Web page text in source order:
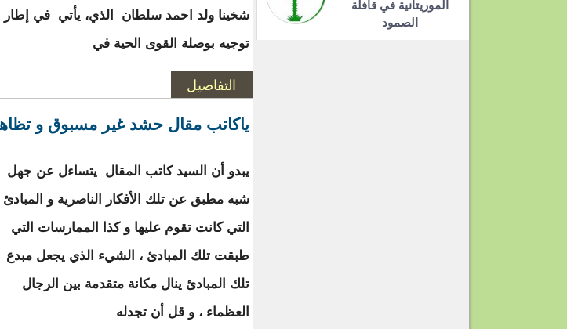
الموريتانية في قافلة
الصمود
شخينا ولد احمد سلطان الذي، يأتي في إطار
توجيه بوصلة القوى الحية في
التفاصيل
ياكاتب مقال حشد غير مسبوق و
يبدو أن السيد كاتب المقال يتساءل عن جهل
شبه مطبق عن تلك الأفكار الناصرية و المبادئ
التي كانت تقوم عليها و كذا الممارسات التي
طبقت تلك المبادئ ، الشيء الذي يجعل مبدع
تلك المبادئ ينال مكانة متقدمة بين الرجال
العظماء ، و قل أن تجدله